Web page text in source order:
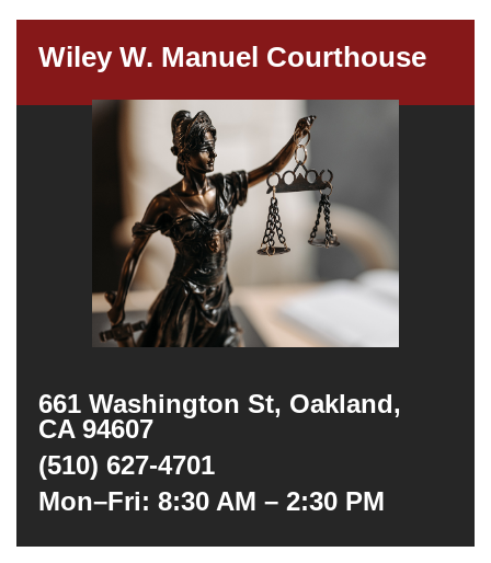
Wiley W. Manuel Courthouse
661 Washington St, Oakland,
CA 94607
(510) 627-4701
Mon–Fri: 8:30 AM – 2:30 PM